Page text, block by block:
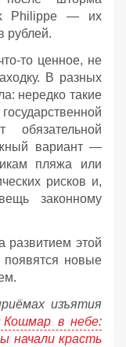
Philippe — их
рублей.
ценное, не
В разных
нередко такие
обязательной
вариант —
пляжа или
рисков и,
законному
развитием этой
появятся новые
изъятия
Кошмар в небе:
начали красть